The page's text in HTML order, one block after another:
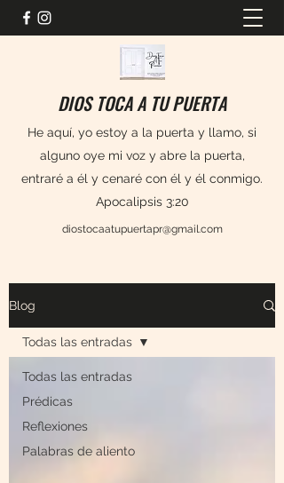
DIOS TOCA A TU PUERTA
He aquí, yo estoy a la puerta y llamo, si
alguno oye mi voz y abre la puerta,
entraré a él y cenaré con él y él conmigo.
Apocalipsis 3:20
diostocaatupuertapr@gmail.com
Blog
Todas las entradas
Prédicas
Reflexiones
Palabras de aliento
Todas las entradas